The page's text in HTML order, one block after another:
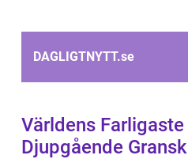
DAGLIGTNYTT.se
Världens Farligaste
Djupgående